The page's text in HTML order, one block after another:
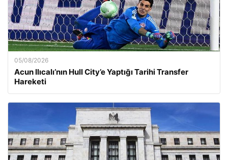
05/08/2026
Acun Ilıcalı’nın Hull City’e Yaptığı Tarihi Transfer
Hareketi